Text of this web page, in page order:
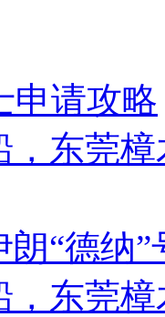
申请攻略
，东莞
“德纳
，东莞